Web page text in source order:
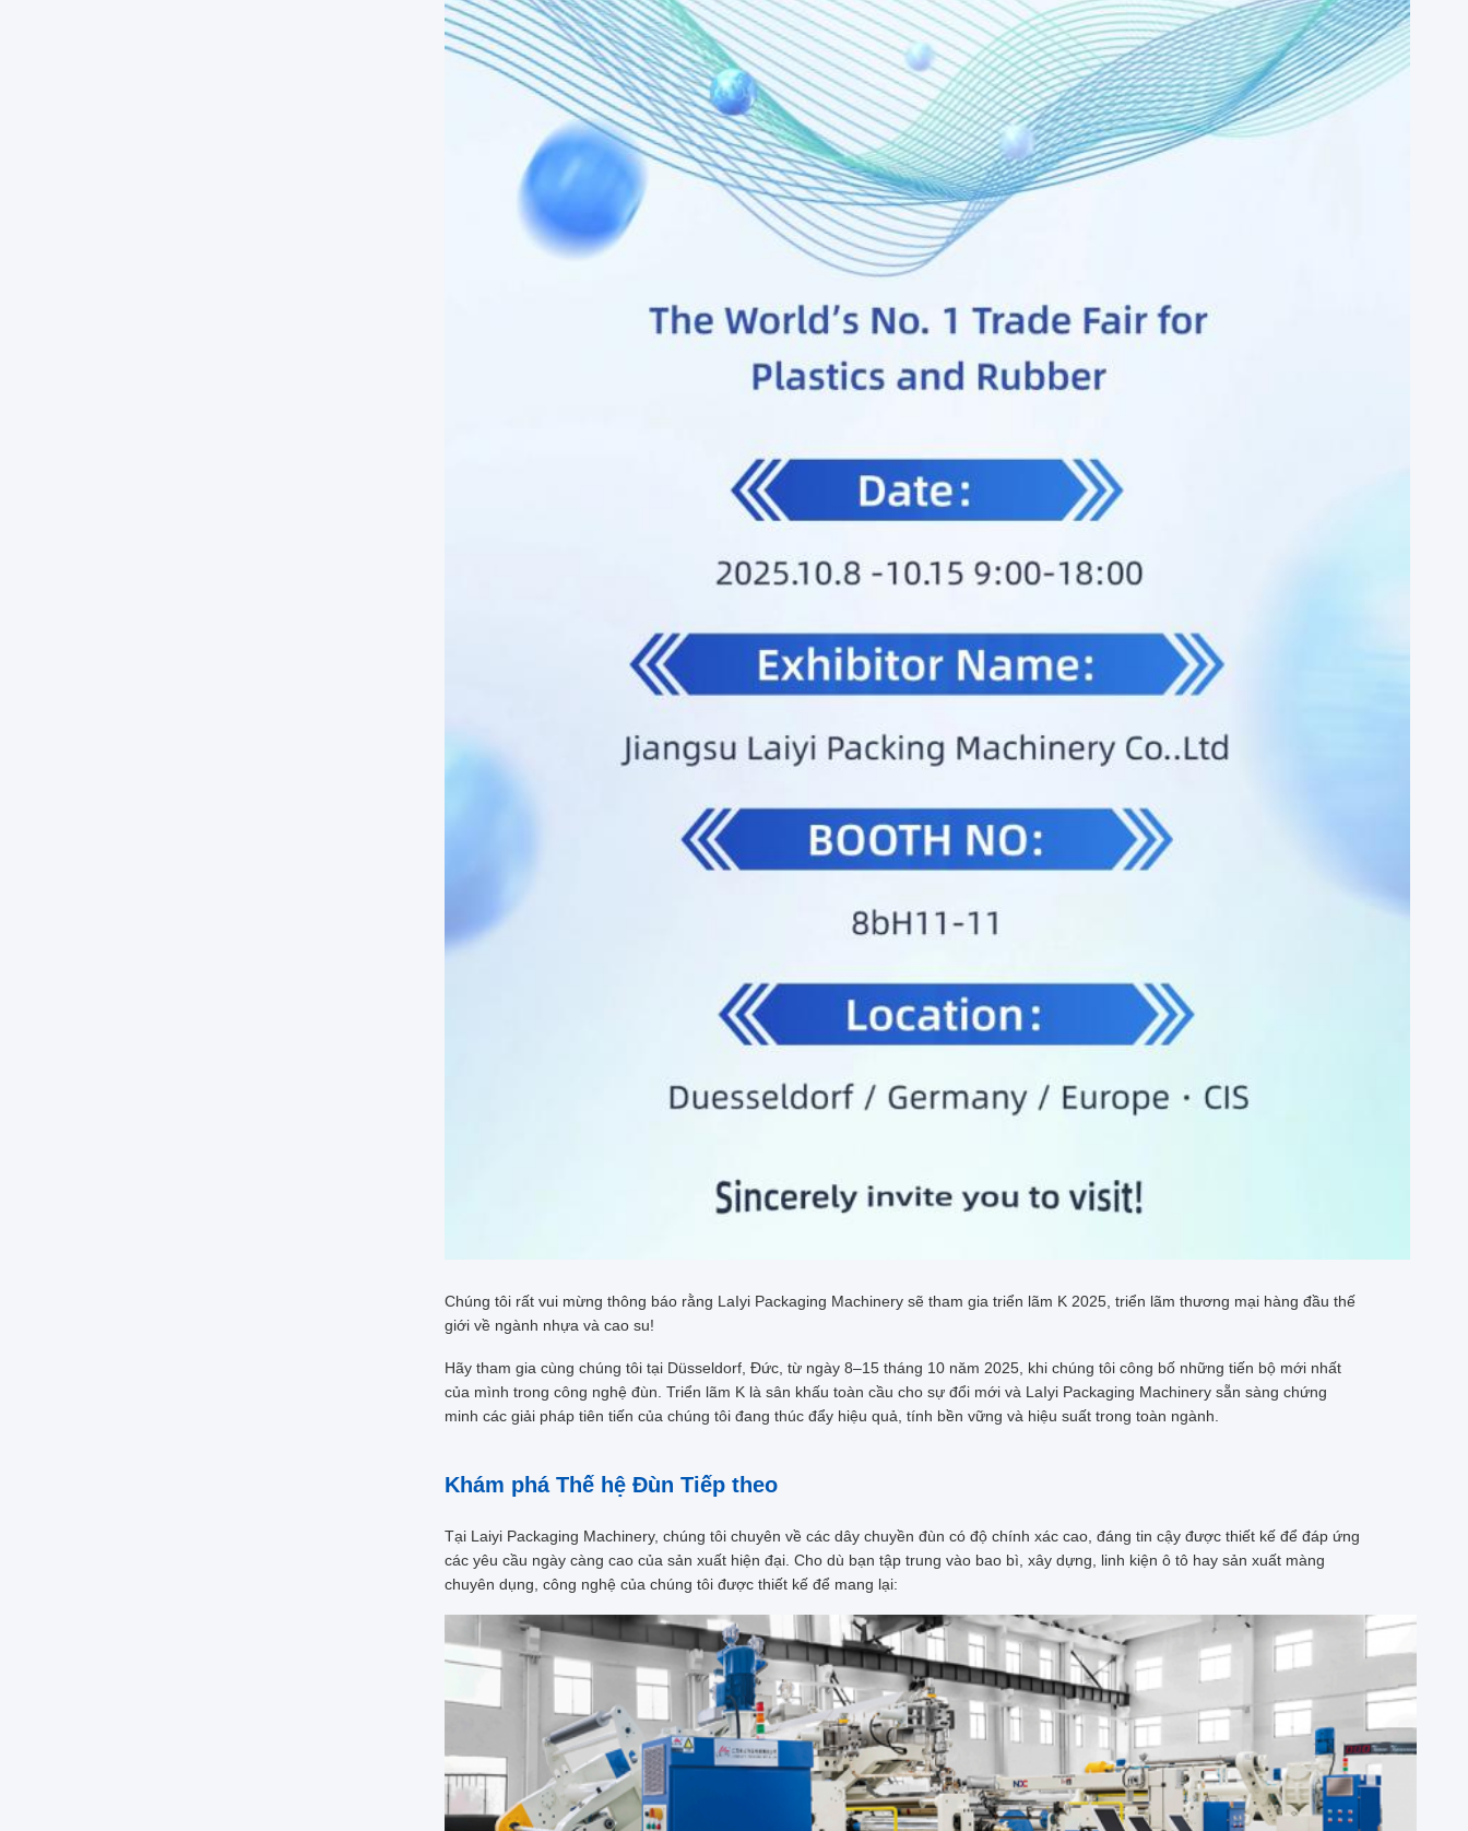
Chúng tôi rất vui mừng thông báo rằng LaIyi Packaging Machinery sẽ tham gia triển lãm K 2025, triển lãm thương mại hàng đầu thế
giới về ngành nhựa và cao su!
Hãy tham gia cùng chúng tôi tại Düsseldorf, Đức, từ ngày 8–15 tháng 10 năm 2025, khi chúng tôi công bố những tiến bộ mới nhất
của mình trong công nghệ đùn. Triển lãm K là sân khấu toàn cầu cho sự đổi mới và LaIyi Packaging Machinery sẵn sàng chứng
minh các giải pháp tiên tiến của chúng tôi đang thúc đẩy hiệu quả, tính bền vững và hiệu suất trong toàn ngành.
Khám phá Thế hệ Đùn Tiếp theo
Tại Laiyi Packaging Machinery, chúng tôi chuyên về các dây chuyền đùn có độ chính xác cao, đáng tin cậy được thiết kế để đáp ứng
các yêu cầu ngày càng cao của sản xuất hiện đại. Cho dù bạn tập trung vào bao bì, xây dựng, linh kiện ô tô hay sản xuất màng
chuyên dụng, công nghệ của chúng tôi được thiết kế để mang lại: